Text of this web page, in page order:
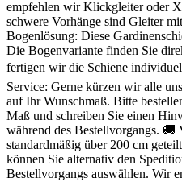
empfehlen wir Klickgleiter oder
schwere Vorhänge sind Gleiter
Bogenlösung: Diese
Die Bogenvariante finden Sie
fertigen wir die Schiene
Service: Gerne kürzen wir alle
auf Ihr Wunschmaß. Bitte
Maß und schreiben Sie einen
während des Bestellvorgangs. 🚚
standardmäßig über 200 cm
können Sie alternativ den
Bestellvorgangs auswählen. Wir